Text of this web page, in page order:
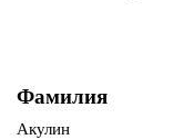
Фамилия
Акулин